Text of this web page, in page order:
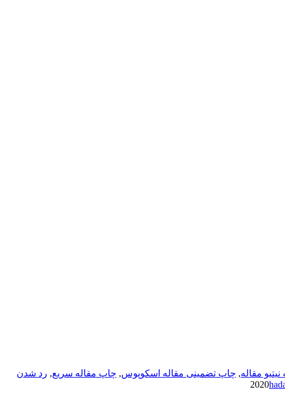
مقاله, چاپ تضمینی مقاله اسکوپوس, چاپ مقاله سریع, رد شدن